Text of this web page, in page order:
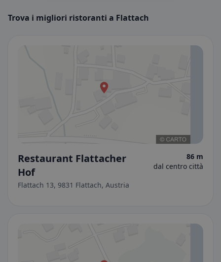
Trova i migliori ristoranti a Flattach
Restaurant Flattacher
Hof
Flattach 13, 9831 Flattach, Austria
86 m
dal centro città